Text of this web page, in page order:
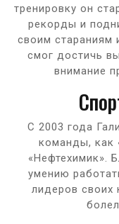
тренировку он
рекорды и
своим стараниям
смог достичь
внимание
С 2003 года
команды, как
«Нефтехимик».
умению
лидеров своих